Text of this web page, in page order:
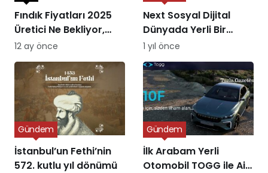
Fındık Fiyatları 2025
Üretici Ne Bekliyor,
Piyasa Ne Sunuyor?
12 ay önce
Next Sosyal Dijital
Dünyada Yerli Bir
Alternatifin Doğuşu
1 yıl önce
İstanbul’un Fethi’nin
572. kutlu yıl dönümü
Gündem
İlk Arabam Yerli
Otomobil TOGG ile Aile
Gündem